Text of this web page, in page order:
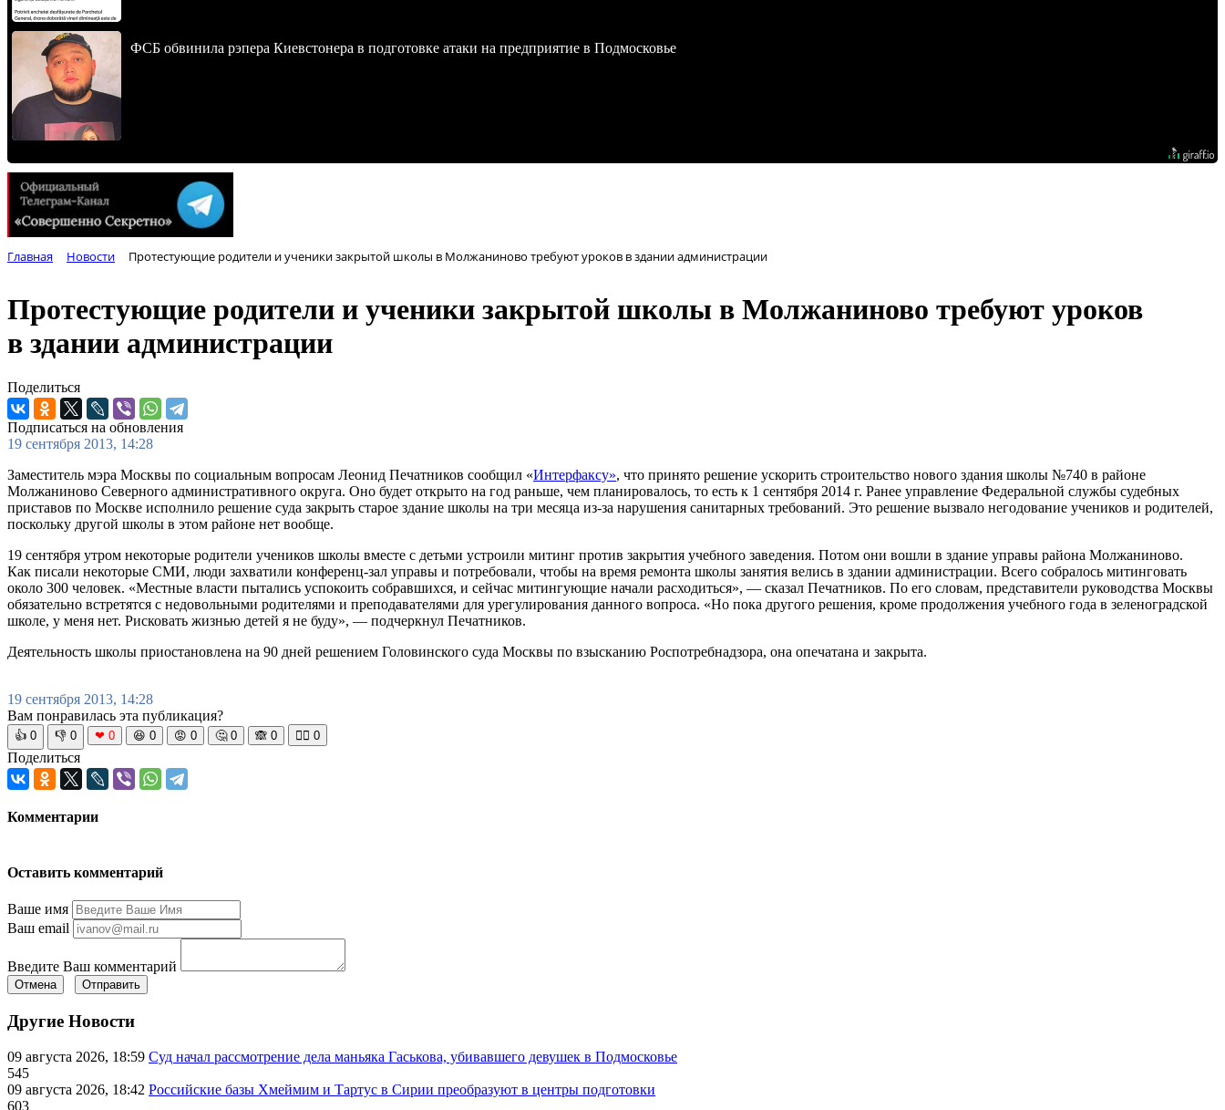
ФСБ обвинила рэпера Киевстонера в подготовке атаки на предприятие в Подмосковье
Главная Новости Протестующие родители и ученики закрытой школы в Молжаниново требуют уроков в здании администрации
Протестующие родители и ученики закрытой школы в Молжаниново требуют уроков
в здании администрации
Поделиться
Подписаться на обновления
19 сентября 2013, 14:28
Заместитель мэра Москвы по социальным вопросам Леонид Печатников сообщил «Интерфаксу», что принято решение ускорить строительство нового здания школы №740 в районе
Молжаниново Северного административного округа. Оно будет открыто на год раньше, чем планировалось, то есть к 1 сентября 2014 г. Ранее управление Федеральной службы судебных
приставов по Москве исполнило решение суда закрыть старое здание школы на три месяца из-за нарушения санитарных требований. Это решение вызвало негодование учеников и родителей,
поскольку другой школы в этом районе нет вообще.
19 сентября утром некоторые родители учеников школы вместе с детьми устроили митинг против закрытия учебного заведения. Потом они вошли в здание управы района Молжаниново.
Как писали некоторые СМИ, люди захватили конференц-зал управы и потребовали, чтобы на время ремонта школы занятия велись в здании администрации. Всего собралось митинговать
около 300 человек. «Местные власти пытались успокоить собравшихся, и сейчас митингующие начали расходиться», — сказал Печатников. По его словам, представители руководства Москвы
обязательно встретятся с недовольными родителями и преподавателями для урегулирования данного вопроса. «Но пока другого решения, кроме продолжения учебного года в зеленоградской
школе, у меня нет. Рисковать жизнью детей я не буду», — подчеркнул Печатников.
Деятельность школы приостановлена на 90 дней решением Головинского суда Москвы по взысканию Роспотребнадзора, она опечатана и закрыта.
19 сентября 2013, 14:28
Вам понравилась эта публикация?
👍 0 👎 0 ❤ 0 😆 0 😡 0 🤔 0 🙈 0 🧘‍♀️ 0
Поделиться
Комментарии
Оставить комментарий
Ваше имя
Ваш email
Введите Ваш комментарий
Отмена Отправить
Другие Новости
09 августа 2026, 18:59 Суд начал рассмотрение дела маньяка Гаськова, убивавшего девушек в Подмосковье
545
09 августа 2026, 18:42 Российские базы Хмеймим и Тартус в Сирии преобразуют в центры подготовки
603